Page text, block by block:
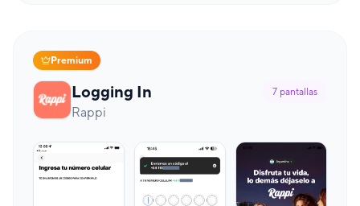
Premium
Logging In
Rappi
7 pantallas